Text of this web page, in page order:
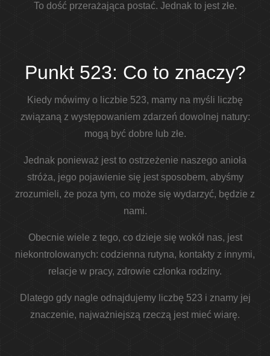
To dość przerażająca postać. Jednak to jest złe.
Punkt 523: Co to znaczy?
Kiedy mówimy o liczbie 523, mamy na myśli liczbę
związaną z występowaniem zdarzeń dowolnej natury:
mogą być dobre lub złe.
Jednak ponieważ jest to ostrzeżenie naszego anioła
stróża, jego pojawienie się jest sposobem, abyśmy
zrozumieli, że poza tym, co może się wydarzyć, będzie z
nami.
Obecnie wiele z tego, co dzieje się wokół nas, jest
niekontrolowanych: codzienna rutyna, kontakty z innymi,
relacje w pracy, zdrowie członka rodziny.
Dlatego gdy nagle odnajdujemy liczbę 523 i znamy jej
znaczenie, najważniejszą rzeczą jest mieć wiarę.